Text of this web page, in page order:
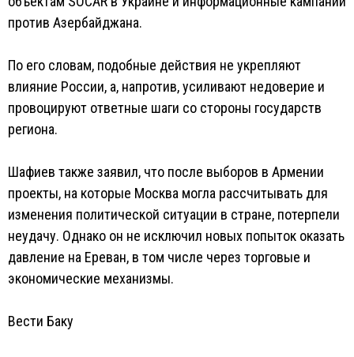
против Азербайджана.
По его словам, подобные действия не укрепляют
влияние России, а, напротив, усиливают недоверие и
провоцируют ответные шаги со стороны государств
региона.
Шафиев также заявил, что после выборов в Армении
проекты, на которые Москва могла рассчитывать для
изменения политической ситуации в стране, потерпели
неудачу. Однако он не исключил новых попыток оказать
давление на Ереван, в том числе через торговые и
экономические механизмы.
Вести Баку